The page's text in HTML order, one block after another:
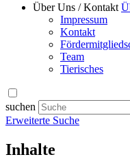
Über Uns / Kontakt
Impressum
Kontakt
Team
Tierisches
suchen
Erweiterte Suche
Inhalte